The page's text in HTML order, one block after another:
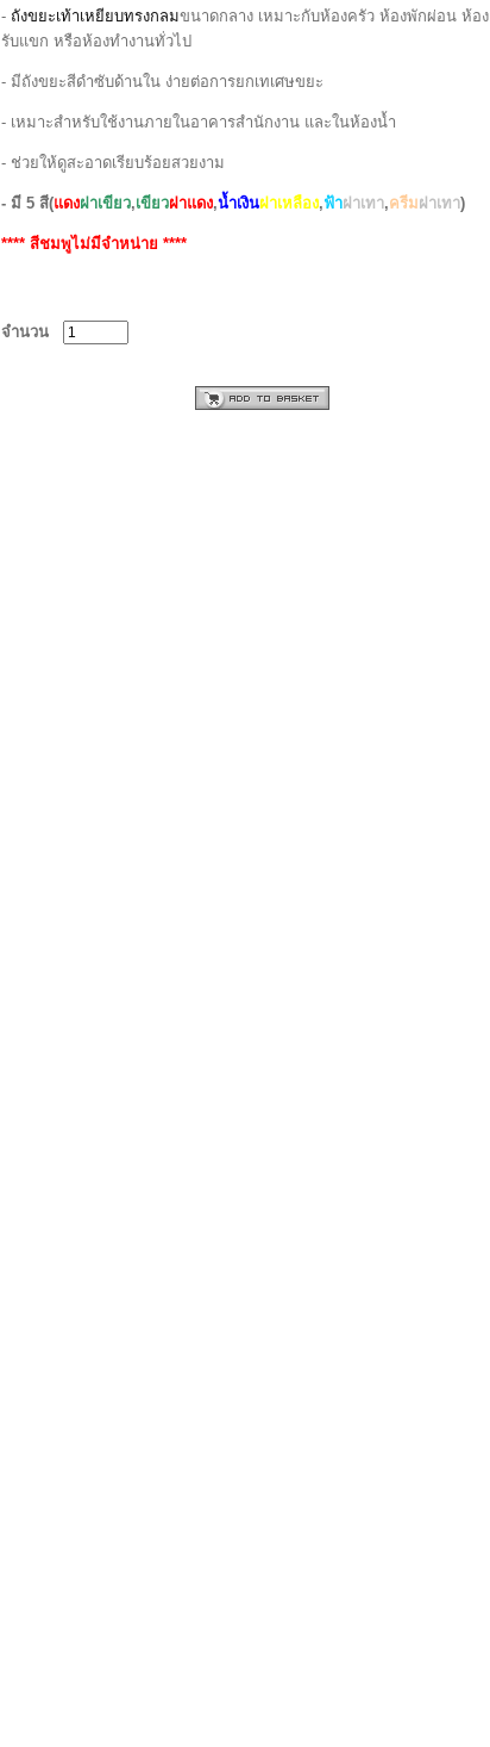
- ถังขยะเท้าเหยียบทรงกลมขนาดกลาง เหมาะกับห้องครัว ห้องพักผ่อน ห้อง
รับแขก หรือห้องทำงานทั่วไป
- มีถังขยะสีดำซับด้านใน ง่ายต่อการยกเทเศษขยะ
- เหมาะสำหรับใช้งานภายในอาคารสำนักงาน และในห้องน้ำ
- ช่วยให้ดูสะอาดเรียบร้อยสวยงาม
- มี 5 สี(แดงฝาเขียว,เขียวฝาแดง,น้ำเงินฝาเหลือง,ฟ้าฝาเทา,ครีมฝาเทา)
**** สีชมพูไม่มีจำหน่าย ****
จำนวน